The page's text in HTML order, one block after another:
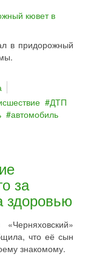
в придорожный
ДТП
автомобиль
за
здоровью
что её сын
знакомому.